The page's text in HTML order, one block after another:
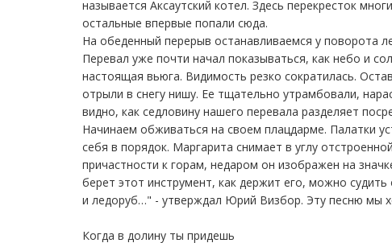
называется Аксаутский котел. Здесь перекресток
остальные впервые попали сюда.
На обеденный перерыв останавливаемся у поворота
Перевал уже почти начал показываться, как небо и
настоящая вьюга. Видимость резко сократилась.
отрыли в снегу нишу. Ее тщательно утрамбовали,
видно, как седловину нашего перевала разделяет
Начинаем обживаться на своем плацдарме. Палатки
себя в порядок. Маргарита снимает в углу
причастности к горам, недаром он изображен на
берет этот инструмент, как держит его, можно
и ледоруб…" - утверждал Юрий Визбор. Эту песню мы
Когда в долину ты придешь